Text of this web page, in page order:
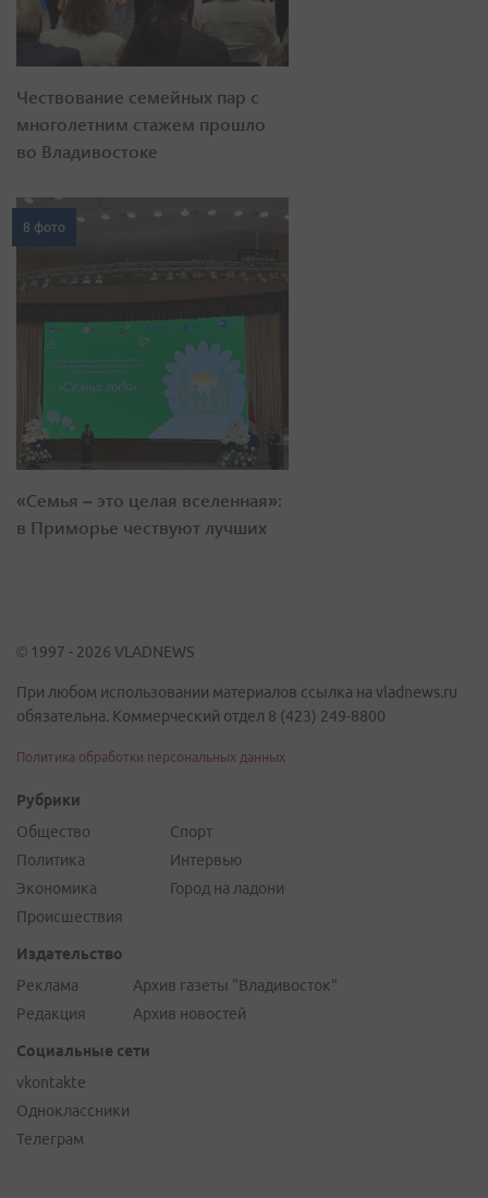
Чествование семейных пар с
многолетним стажем прошло
во Владивостоке
8 фото
«Семья – это целая вселенная»:
в Приморье чествуют лучших
© 1997 - 2026 VLADNEWS
При любом использовании материалов ссылка на vladnews.ru
обязательна. Коммерческий отдел 8 (423) 249-8800
Политика обработки персональных данных
Рубрики
Общество
Политика
Экономика
Происшествия
Спорт
Интервью
Город на ладони
Издательство
Реклама
Редакция
Архив газеты "Владивосток"
Архив новостей
Социальные сети
vkontakte
Одноклассники
Телеграм